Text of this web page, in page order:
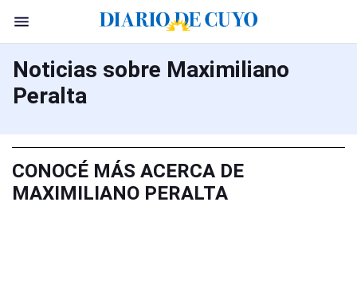
Noticias sobre Maximiliano
Peralta
CONOCÉ MÁS ACERCA DE
MAXIMILIANO PERALTA